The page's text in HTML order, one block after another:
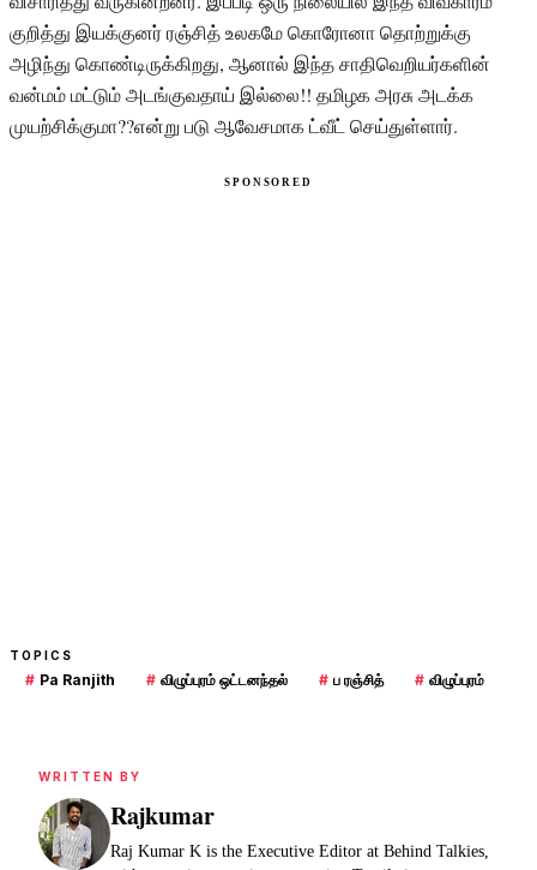
குறித்து இயக்குனர் ரஞ்சித் உலகமே கொரோனா தொற்றுக்கு
அழிந்து கொண்டிருக்கிறது, ஆனால் இந்த சாதிவெறியர்களின்
வன்மம் மட்டும் அடங்குவதாய் இல்லை!! தமிழக அரசு அடக்க
முயற்சிக்குமா??என்று படு ஆவேசமாக ட்வீட் செய்துள்ளார்.
TOPICS
# Pa Ranjith # விழுப்புரம் ஒட்டனந்தல் # ப ரஞ்சித் # விழுப்புரம்
WRITTEN BY
Rajkumar
Raj Kumar K is the Executive Editor at Behind Talkies,